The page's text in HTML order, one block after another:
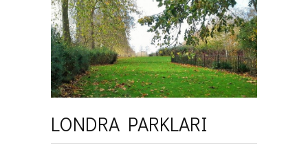
LONDRA PARKLARI